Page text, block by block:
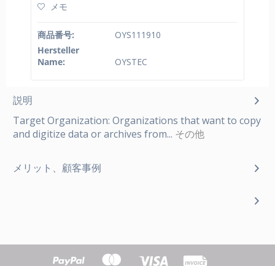
メモ
商品番号:
OYS111910
Hersteller
Name:
OYSTEC
説明
Target Organization: Organizations that want to copy
and digitize data or archives from... その他
メリット、顧客事例